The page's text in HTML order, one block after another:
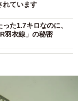
れています
た1.7キロなのに、
羽衣線」の秘密